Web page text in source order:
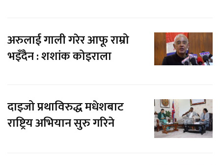
अरुलाई गाली गरेर आफू राम्रो
भइँदैन : शशांक कोइराला
दाइजो प्रथाविरुद्ध मधेशबाट
राष्ट्रिय अभियान सुरु गरिने